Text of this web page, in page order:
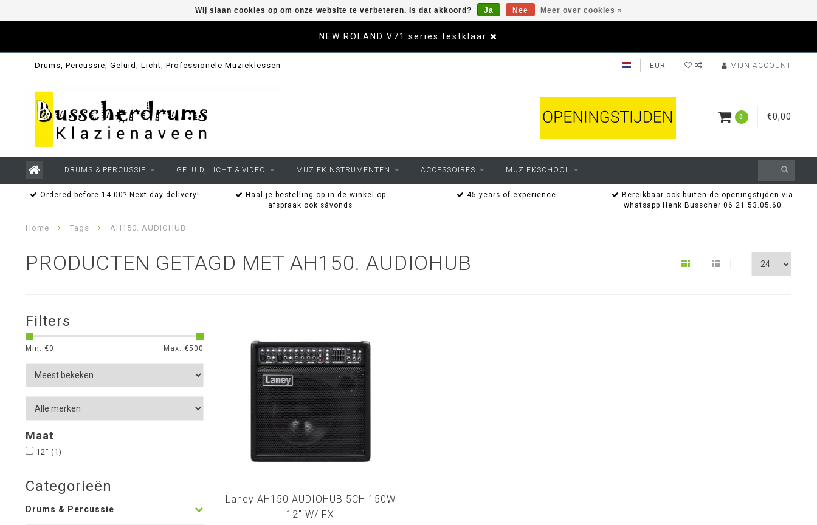
NEW ROLAND V71 series testklaar
Drums, Percussie, Geluid, Licht, Professionele Muzieklessen EUR MIJN ACCOUNT
0 €0,00
DRUMS & PERCUSSIE GELUID, LICHT & VIDEO MUZIEKINSTRUMENTEN ACCESSOIRES MUZIEKSCHOOL
Ordered before 14.00? Next day delivery!
Haal je bestelling op in de winkel op
afspraak ook sávonds
45 years of experience
Bereikbaar ook buiten de openingstijden via
whatsapp Henk Busscher 06.21.53.05.60
Home Tags AH150. AUDIOHUB
PRODUCTEN GETAGD MET AH150. AUDIOHUB
Filters
Min: €0 Max: €500
Maat
12” (1)
Categorieën
Drums & Percussie
Laney AH150 AUDIOHUB 5CH 150W
12" W/ FX
Wij slaan cookies op om onze website te verbeteren. Is dat akkoord? Ja Nee Meer over cookies »